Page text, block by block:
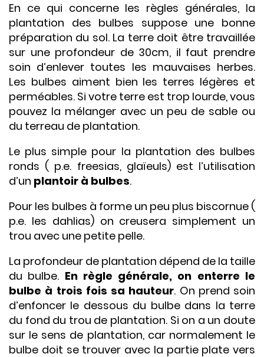
En ce qui concerne les règles générales, la
plantation des bulbes suppose une bonne
préparation du sol. La terre doit être travaillée
sur une profondeur de 30cm, il faut prendre
soin d’enlever toutes les mauvaises herbes.
Les bulbes aiment bien les terres légères et
perméables. Si votre terre est trop lourde, vous
pouvez la mélanger avec un peu de sable ou
du terreau de plantation.
Le plus simple pour la plantation des bulbes
ronds ( p.e. freesias, glaïeuls) est l’utilisation
d’un plantoir à bulbes.
Pour les bulbes à forme un peu plus biscornue (
p.e. les dahlias) on creusera simplement un
trou avec une petite pelle.
La profondeur de plantation dépend de la taille
du bulbe. En règle générale, on enterre le
bulbe à trois fois sa hauteur. On prend soin
d’enfoncer le dessous du bulbe dans la terre
du fond du trou de plantation. Si on a un doute
sur le sens de plantation, car normalement le
bulbe doit se trouver avec la partie plate vers